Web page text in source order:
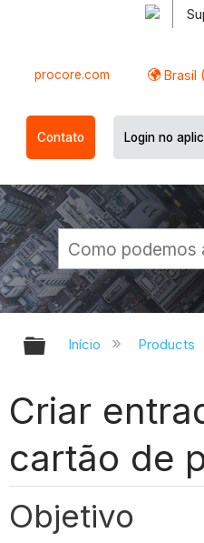
procore.com Brasil
Contato Login no
Expandir/
Início Products
Criar
cartão de
Objetivo